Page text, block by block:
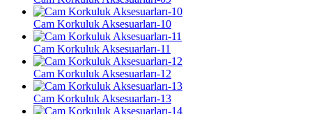
Cam Korkuluk Aksesuarları-10
Cam Korkuluk Aksesuarları-11
Cam Korkuluk Aksesuarları-12
Cam Korkuluk Aksesuarları-13